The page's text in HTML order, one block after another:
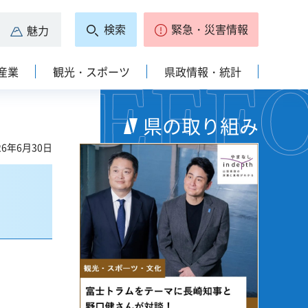
魅力 検索 緊急・災害情報
業 観光・スポーツ 県政情報・統計
年6月30日
県の取り組み